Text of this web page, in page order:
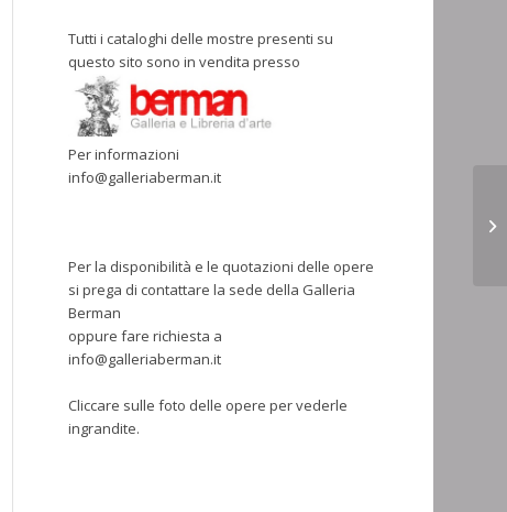
Tutti i cataloghi delle mostre presenti su
questo sito sono in vendita presso
Per informazioni
info@galleriaberman.it
Per la disponibilità e le quotazioni delle opere
si prega di contattare la sede della Galleria
Berman
oppure fare richiesta a
info@galleriaberman.it
Cliccare sulle foto delle opere per vederle
ingrandite.